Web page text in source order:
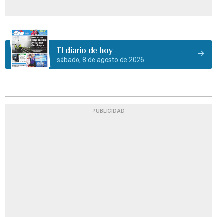
El diario de hoy
sábado, 8 de agosto de 2026
PUBLICIDAD